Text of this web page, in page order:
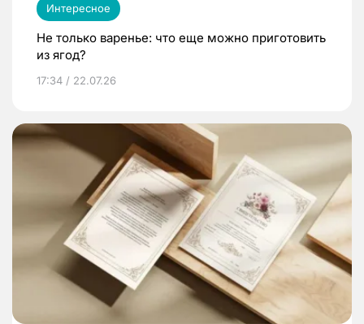
Интересное
Не только варенье: что еще можно приготовить
из ягод?
17:34 / 22.07.26